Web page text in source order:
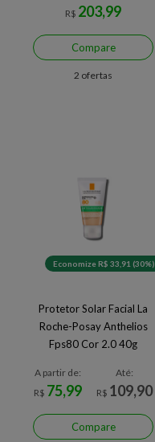
R$ 203,99
Compare
2 ofertas
Economize R$ 33,91 (30%)
Protetor Solar Facial La
Roche-Posay Anthelios
Fps80 Cor 2.0 40g
A partir de:
R$ 75,99
Até:
R$ 109,90
Compare